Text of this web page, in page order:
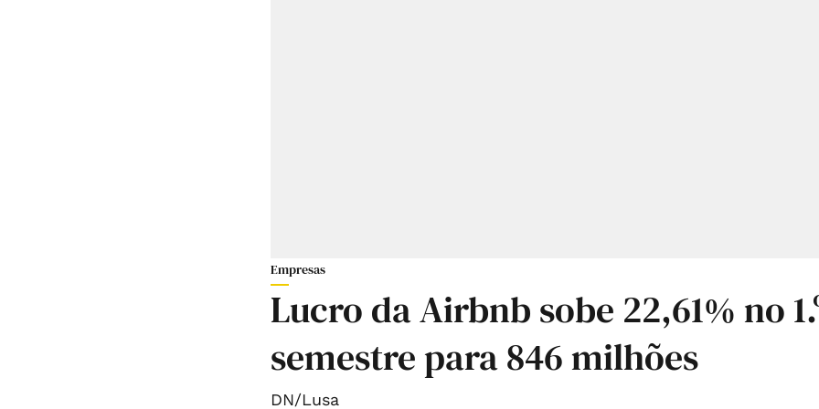
Empresas
Lucro da Airbnb sobe 22,61% no
semestre para 846 milhões
DN/Lusa